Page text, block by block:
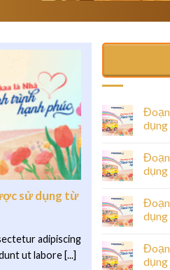
sử dụng từ
adipiscing
ut labore [...]